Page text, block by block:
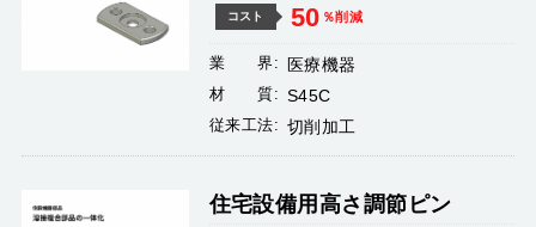
コスト 50 ％削減
業 界: 医療機器
材 質: S45C
従来工法: 切削加工
住宅設備用高さ調節ピン